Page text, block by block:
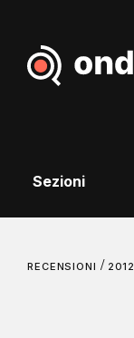
Sezioni
RECENSIONI / 2012